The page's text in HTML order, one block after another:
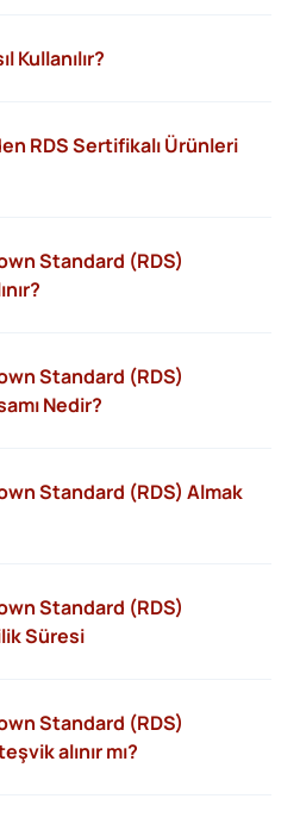
Kullanılır?
RDS Sertifikalı Ürünleri
Standard (RDS)
Standard (RDS)
Nedir?
Standard (RDS) Almak
Standard (RDS)
Süresi
Standard (RDS)
alınır mı?